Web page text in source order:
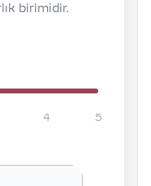
birimidir.
4 5